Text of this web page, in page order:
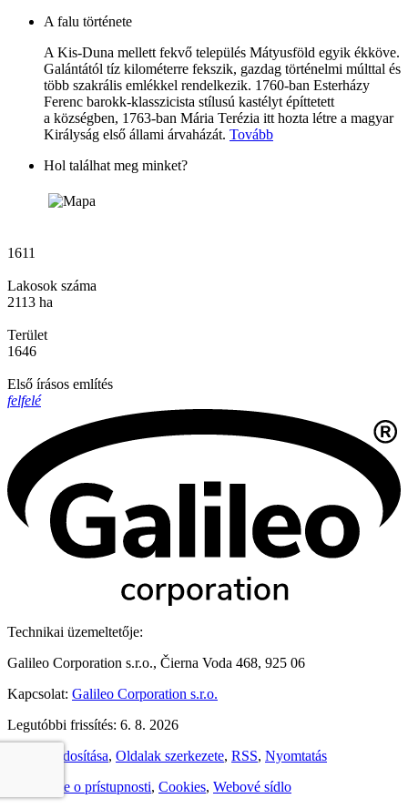
A falu története
A Kis-Duna mellett fekvő település Mátyusföld egyik ékköve.
Galántától tíz kilométerre fekszik, gazdag történelmi múlttal és
több szakrális emlékkel rendelkezik. 1760-ban Esterházy
Ferenc barokk-klasszicista stílusú kastélyt építtetett
a községben, 1763-ban Mária Terézia itt hozta létre a magyar
Királyság első állami árvaházát. Tovább
Hol találhat meg minket?
1611
Lakosok száma
2113 ha
Terület
1646
Első írásos említés
felfelé
Technikai üzemeltetője:
Galileo Corporation s.r.o., Čierna Voda 468, 925 06
Kapcsolat: Galileo Corporation s.r.o.
Legutóbbi frissítés: 6. 8. 2026
Nézet módosítása, Oldalak szerkezete, RSS, Nyomtatás
Vyhlásenie o prístupnosti, Cookies, Webové sídlo